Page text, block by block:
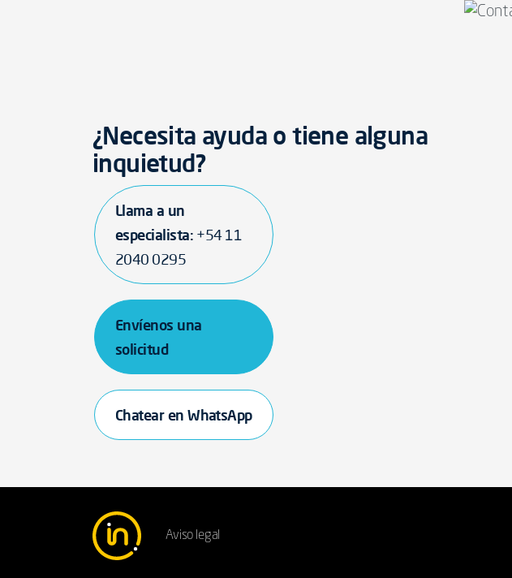
¿Necesita ayuda o tiene alguna
inquietud?
Llama a un
especialista: +54 11
2040 0295
Envíenos una
solicitud
Chatear en WhatsApp
Aviso legal